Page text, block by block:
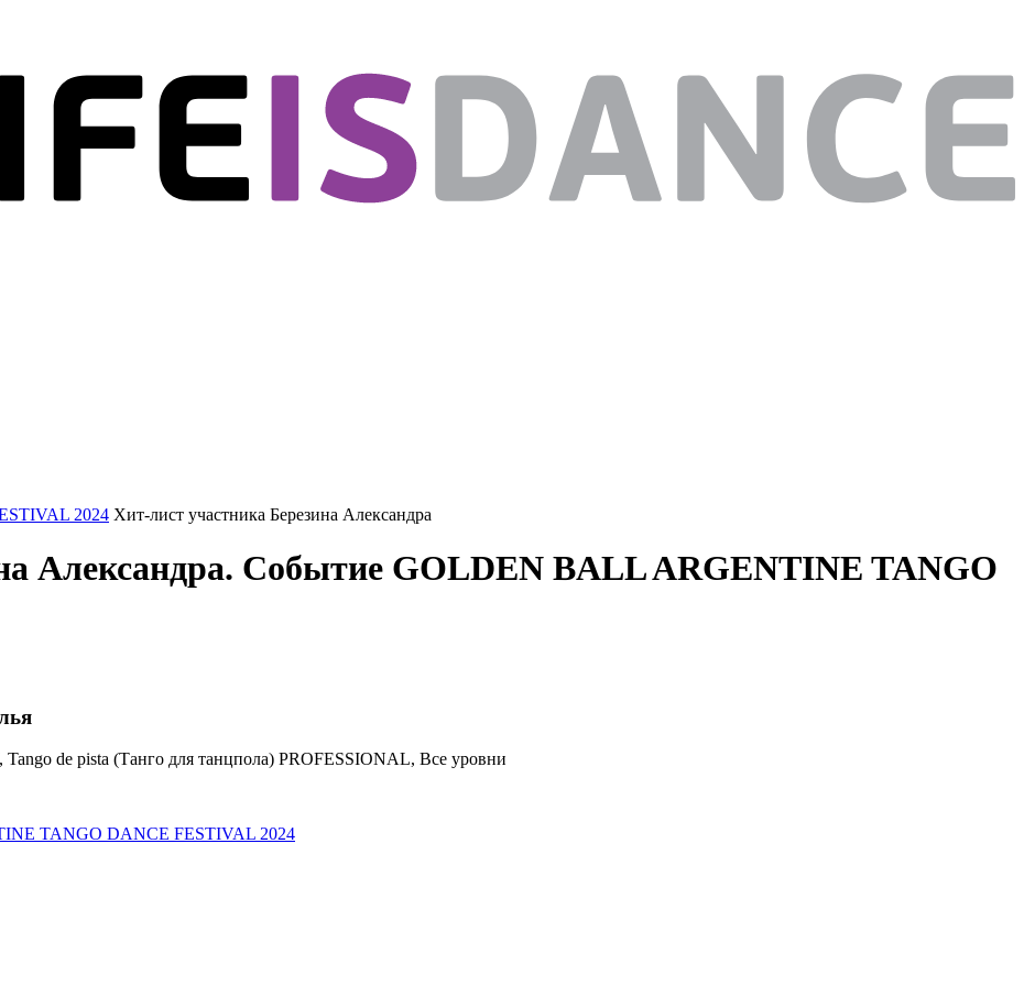
2024 Хит-лист участника Березина Александра
Александра. Событие GOLDEN BALL ARGENTINE TANGO
de pista (Танго для танцпола) PROFESSIONAL, Все уровни
TANGO DANCE FESTIVAL 2024